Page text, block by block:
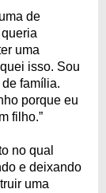
de
uma
isso. Sou
família.
porque eu
filho.”
no qual
e deixando
uma